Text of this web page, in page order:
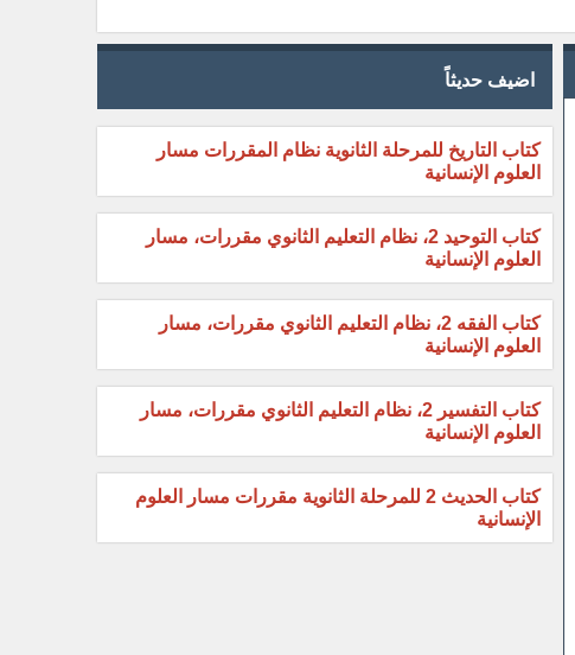
اضيف حديثاً
كتاب التاريخ للمرحلة الثانوية نظام المقررات مسار
العلوم الإنسانية
كتاب التوحيد 2، نظام التعليم الثانوي مقررات، مسار
العلوم الإنسانية
كتاب الفقه 2، نظام التعليم الثانوي مقررات، مسار
العلوم الإنسانية
كتاب التفسير 2، نظام التعليم الثانوي مقررات، مسار
العلوم الإنسانية
كتاب الحديث 2 للمرحلة الثانوية مقررات مسار العلوم
الإنسانية